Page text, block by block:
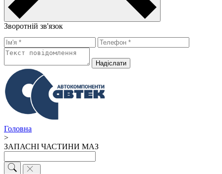
Зворотній зв'язок
Надiслати
Головна
>
ЗАПАСНІ ЧАСТИНИ МАЗ